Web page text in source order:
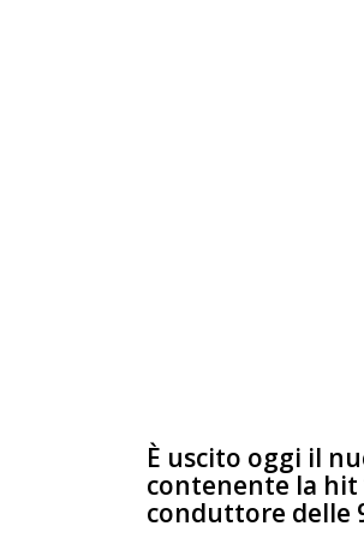
È uscito oggi il
contenente la hit
conduttore delle